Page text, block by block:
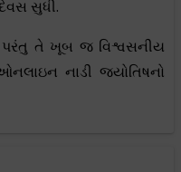
સુધી.
તે ખૂબ જ વિશ્વસનીય
નાડી જ્યોતિષનો